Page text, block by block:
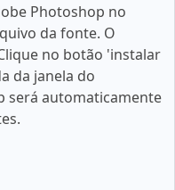
Photoshop no
da fonte. O
no botão 'instalar
da janela do
será automaticamente